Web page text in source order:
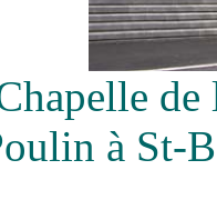
de
à St-